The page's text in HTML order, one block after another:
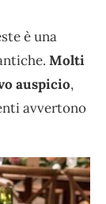
è una
Molti
auspicio,
avvertono